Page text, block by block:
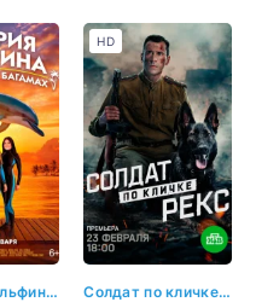
История дельфина: Каникулы на Багамах
Солдат по кличке Рекс
HD